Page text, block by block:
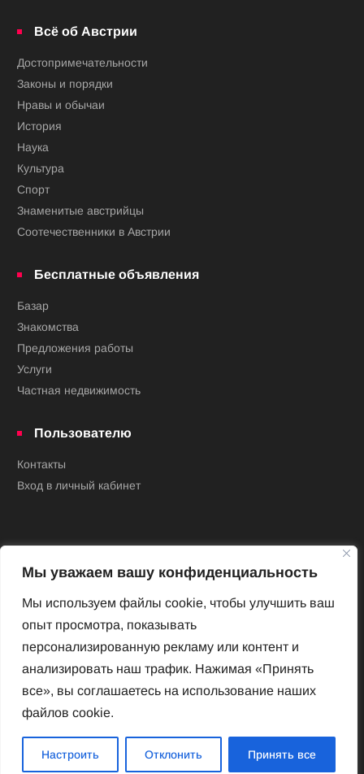
Мы уважаем вашу конфиденциальность
Мы используем файлы cookie, чтобы улучшить ваш
опыт просмотра, показывать
персонализированную рекламу или контент и
анализировать наш трафик. Нажимая «Принять
все», вы соглашаетесь на использование наших
файлов cookie.
Настроить Отклонить Принять все
Всё об Австрии
Достопримечательности
Законы и порядки
Нравы и обычаи
История
Наука
Культура
Спорт
Знаменитые австрийцы
Соотечественники в Австрии
Бесплатные объявления
Базар
Знакомства
Предложения работы
Услуги
Частная недвижимость
Пользователю
Контакты
Вход в личный кабинет
Новый Венский журнал
Архив номеров
Impressum
Новый Венский журнал